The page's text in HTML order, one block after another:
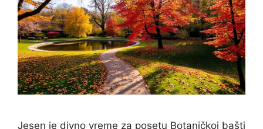
Jesen je divno vreme za posetu Botaničkoj bašti